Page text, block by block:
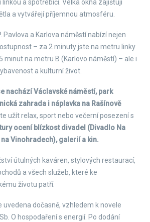
a spotřebiči. Velká okna zajišťují
a vytvářejí příjemnou atmosféru.
Pavlova a Karlova náměstí nabízí nejen
– za 2 minuty jste na metru linky
minut na metru B (Karlovo náměstí) – ale i
a kulturní život.
nachází Václavské náměstí, park
zahrada i náplavka na Rašínově
užít relax, sport nebo večerní posezení s
ocení blízkost divadel (Divadlo Na
Vinohradech), galerií a kin.
útulných kaváren, stylových restaurací,
a všech služeb, které ke
životu patří.
uvedena dočasně, vzhledem k novele
O hospodaření s energií. Po dodání